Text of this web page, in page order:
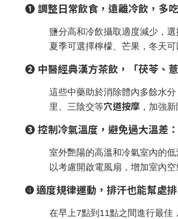
➊ 調整日常飲食，遠離冷飲，多
鹽分高和冷飲攝取適度減少，
夏季可選擇檸檬、芒果，冬天
➋ 中醫經典漢方茶飲，「茯苓、
這些中藥助於消除體內多餘水分
里、三陰交等穴道按摩 ，加強
➌ 控制冷氣溫度，避免過大溫差：
室外艷陽的高溫和冷氣室內的
以考慮開啟電風扇，增加室內
➍ 適度規律運動，排汗也能幫處
在早上7點到11點之間進行最佳